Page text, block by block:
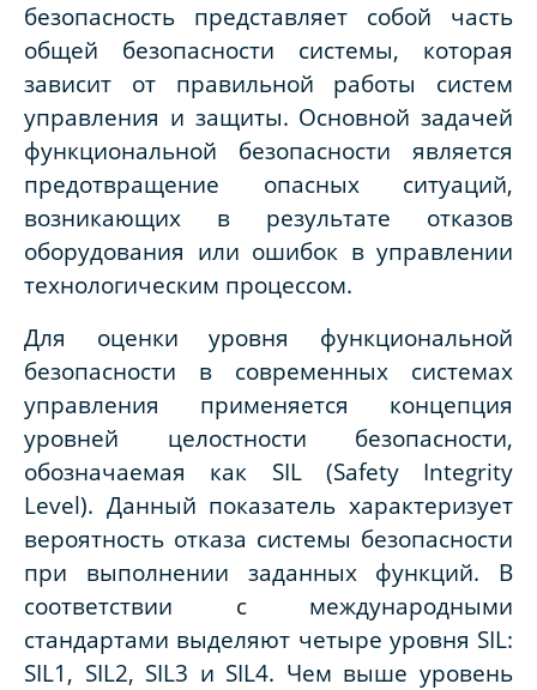
безопасность представляет собой часть
общей безопасности системы, которая
зависит от правильной работы систем
управления и защиты. Основной задачей
функциональной безопасности является
предотвращение опасных ситуаций,
возникающих в результате отказов
оборудования или ошибок в управлении
технологическим процессом.
Для оценки уровня функциональной
безопасности в современных системах
управления применяется концепция
уровней целостности безопасности,
обозначаемая как SIL (Safety Integrity
Level). Данный показатель характеризует
вероятность отказа системы безопасности
при выполнении заданных функций. В
соответствии с международными
стандартами выделяют четыре уровня SIL:
SIL1, SIL2, SIL3 и SIL4. Чем выше уровень